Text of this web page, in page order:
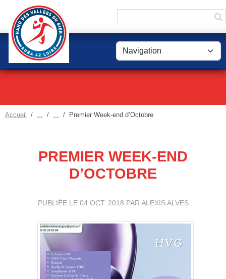
Accueil Premier Week-end d’Octobre
PREMIER WEEK-END
D’OCTOBRE
PUBLIÉE LE 04 OCT. 2018 PAR ALEXIS ALVES
Panneau de gestion des cookies